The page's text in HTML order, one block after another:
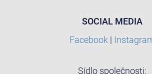
SOCIAL MEDIA
Facebook|
Sídlo společnosti: